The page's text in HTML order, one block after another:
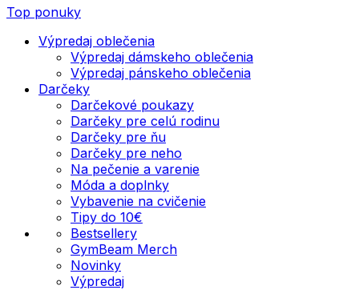
Top ponuky
Výpredaj oblečenia
Výpredaj dámskeho oblečenia
Výpredaj pánskeho oblečenia
Darčeky
Darčekové poukazy
Darčeky pre celú rodinu
Darčeky pre ňu
Darčeky pre neho
Na pečenie a varenie
Móda a doplnky
Vybavenie na cvičenie
Tipy do 10€
Bestsellery
GymBeam Merch
Novinky
Výpredaj